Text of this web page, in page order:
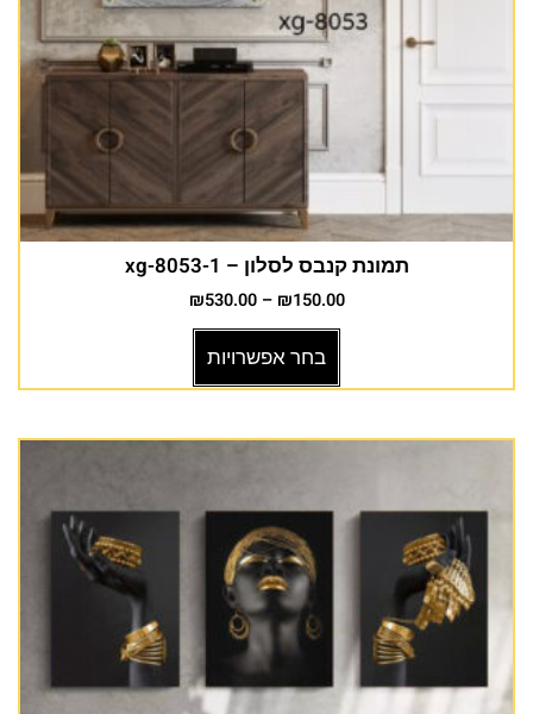
תמונת קנבס לסלון – xg-8053-1
₪150.00
–
₪530.00
בחר אפשרויות